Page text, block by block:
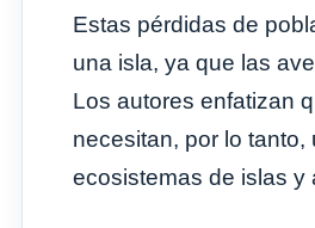
Estas pérdidas de
una isla, ya que las
Los autores enfatizan
necesitan, por lo
ecosistemas de islas y